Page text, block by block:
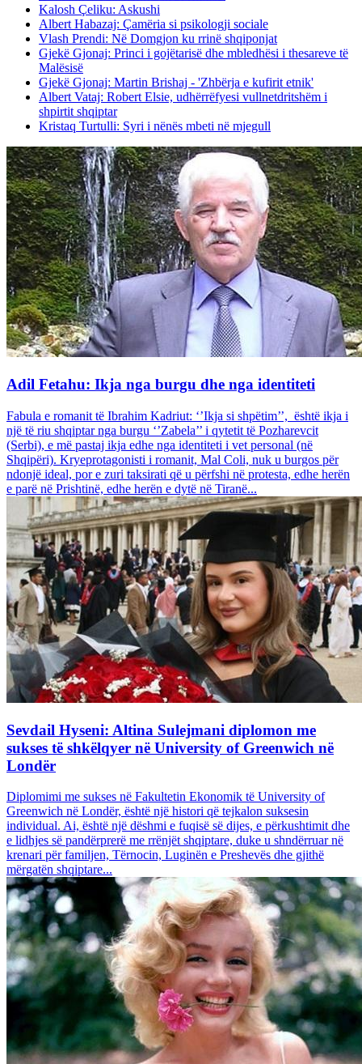
Kalosh Çeliku: Askushi
Albert Habazaj: Çamëria si psikologji sociale
Vlash Prendi: Në Domgjon ku rrinë shqiponjat
Gjekë Gjonaj: Princi i gojëtarisë dhe mbledhësi i thesareve të
Malësisë
Gjekë Gjonaj: Martin Brishaj - 'Zhbërja e kufirit etnik'
Albert Vataj: Robert Elsie, udhërrëfyesi vullnetdritshëm i
shpirtit shqiptar
Kristaq Turtulli: Syri i nënës mbeti në mjegull
Adil Fetahu: Ikja nga burgu dhe nga identiteti
Fabula e romanit të Ibrahim Kadriut: ‘’Ikja si shpëtim’’, është ikja i
një të riu shqiptar nga burgu ‘’Zabela’’ i qytetit të Pozharevcit
(Serbi), e më pastaj ikja edhe nga identiteti i vet personal (në
Shqipëri). Kryeprotagonisti i romanit, Mal Coli, nuk u burgos për
ndonjë ideal, por e zuri taksirati që u përfshi në protesta, edhe herën
e parë në Prishtinë, edhe herën e dytë në Tiranë...
Sevdail Hyseni: Altina Sulejmani diplomon me
sukses të shkëlqyer në University of Greenwich në
Londër
Diplomimi me sukses në Fakultetin Ekonomik të University of
Greenwich në Londër, është një histori që tejkalon suksesin
individual. Ai, është një dëshmi e fuqisë së dijes, e përkushtimit dhe
e lidhjes së pandërprerë me rrënjët shqiptare, duke u shndërruar në
krenari për familjen, Tërnocin, Luginën e Preshevës dhe gjithë
mërgatën shqiptare...